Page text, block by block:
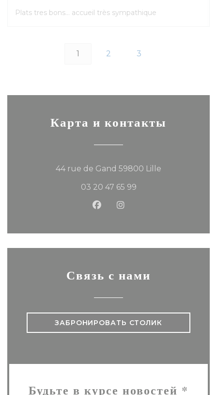
Plats tres bons... accueil très sympathique
1 2 3
Карта и контакты
44 rue de Gand 59800 Lille
03 20 47 65 99
Facebook ((открывается в
Instagram
Связь с нами
ЗАБРОНИРОВАТЬ СТОЛИК
Будьте в курсе новостей *